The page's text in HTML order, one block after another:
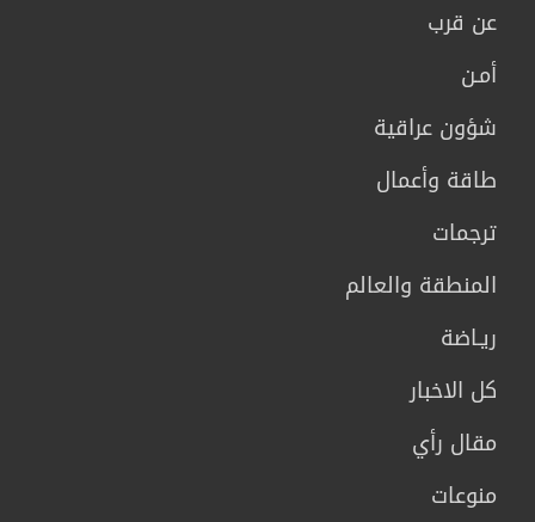
عن قرب
أمـن
شؤون عراقية
طاقة وأعمال
ترجمات
المنطقة والعالم
ريـاضة
كل الاخبار
مقال رأي
منوعات